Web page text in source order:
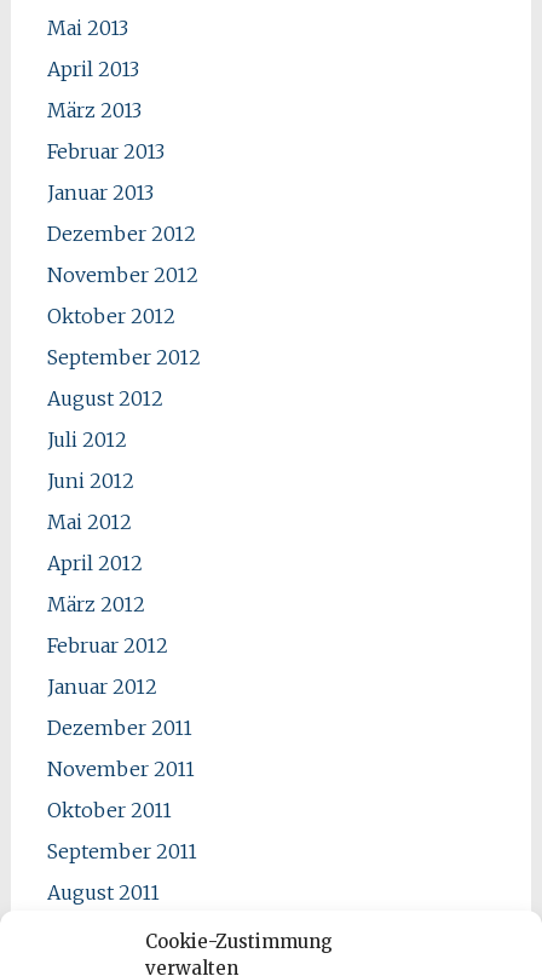
Cookie-Zustimmung
verwalten
Mai 2013
April 2013
März 2013
Februar 2013
Januar 2013
Dezember 2012
November 2012
Oktober 2012
September 2012
August 2012
Juli 2012
Juni 2012
Mai 2012
April 2012
März 2012
Februar 2012
Januar 2012
Dezember 2011
November 2011
Oktober 2011
September 2011
August 2011